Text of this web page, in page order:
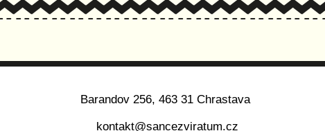
Barandov 256, 463 31 Chrastava
kontakt@sancezviratum.cz